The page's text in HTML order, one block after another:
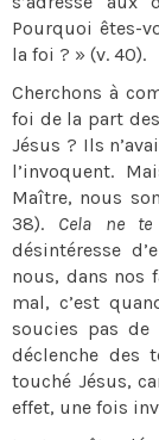
Pourquoi êtes-
la foi ? » (v. 40).
Cherchons à
foi de la part
Jésus ? Ils
l’invoquent.
Maître, nous
38). Cela ne
désintéresse
nous, dans nos
mal, c’est
soucies pas de
déclenche des
touché Jésus,
effet, une fois